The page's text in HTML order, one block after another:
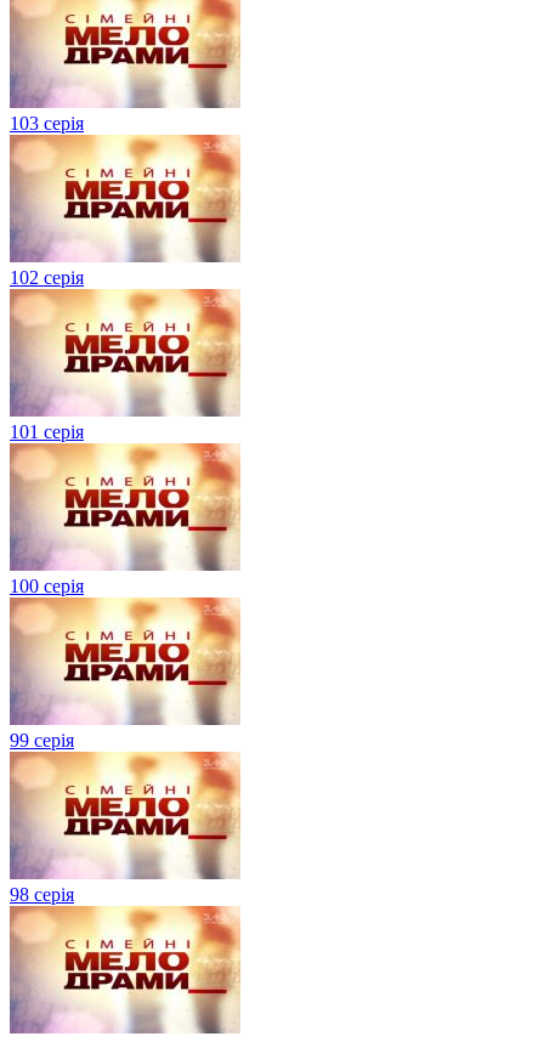
103 серія
102 серія
101 серія
100 серія
99 серія
98 серія